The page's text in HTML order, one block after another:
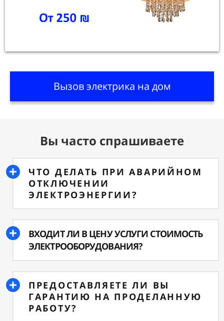
Вызов электрика на дом
Вы часто спрашиваете
ЧТО ДЕЛАТЬ ПРИ АВАРИЙНОМ
ОТКЛЮЧЕНИИ
ЭЛЕКТРОЭНЕРГИИ?
ВХОДИТ ЛИ В ЦЕНУ УСЛУГИ СТОИМОСТЬ
ЭЛЕКТРООБОРУДОВАНИЯ?
ПРЕДОСТАВЛЯЕТЕ ЛИ ВЫ
ГАРАНТИЮ НА ПРОДЕЛАННУЮ
РАБОТУ?